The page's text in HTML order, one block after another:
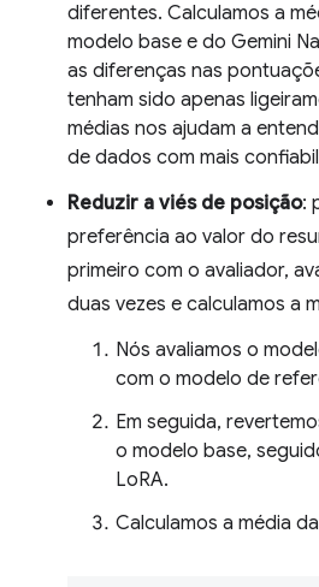
diferentes. Calculamos a
modelo base e do Gemini
as diferenças nas
tenham sido apenas
médias nos ajudam a
de dados com mais
Reduzir a viés de posição:
preferência ao valor do
primeiro com o avaliador,
duas vezes e calculamos a
Nós avaliamos o
com o modelo de
Em seguida,
o modelo base,
LoRA.
Calculamos a média